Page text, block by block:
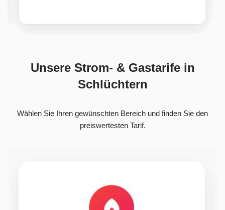
Unsere Strom- & Gastarife in
Schlüchtern
Wählen Sie Ihren gewünschten Bereich und finden Sie den
preiswertesten Tarif.